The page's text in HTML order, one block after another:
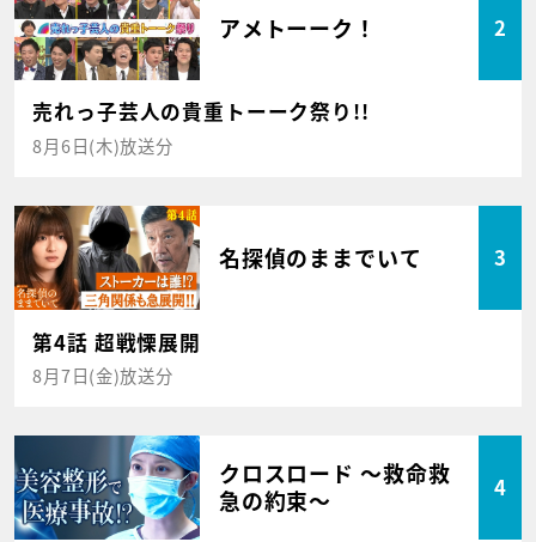
アメトーーク！ 2
売れっ子芸人の貴重トーーク祭り!!
8月6日(木)放送分
名探偵のままでいて 3
第4話 超戦慄展開
8月7日(金)放送分
クロスロード ～救命救
急の約束～
4